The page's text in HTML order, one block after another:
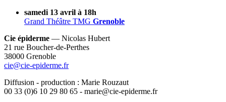
samedi 13 avril à 18h
Grand Théâtre TMG Grenoble
Cie épiderme — Nicolas Hubert
21 rue Boucher-de-Perthes
38000 Grenoble
cie@cie-epiderme.fr
Diffusion - production : Marie Rouzaut
00 33 (0)6 10 29 80 65 - marie@cie-epiderme.fr